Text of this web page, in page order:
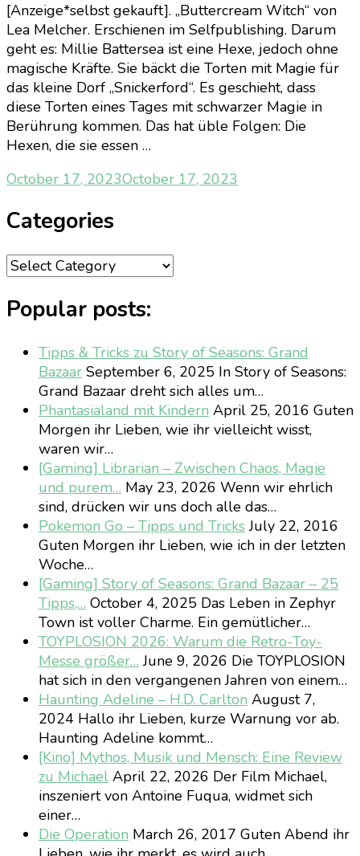
[Anzeige*selbst gekauft]. „Buttercream Witch“ von
Lea Melcher. Erschienen im Selfpublishing. Darum
geht es: Millie Battersea ist eine Hexe, jedoch ohne
magische Kräfte. Sie bäckt die Torten mit Magie für
das kleine Dorf „Snickerford“. Es geschieht, dass
diese Torten eines Tages mit schwarzer Magie in
Berührung kommen. Das hat üble Folgen: Die
Hexen, die sie essen …
October 17, 2023October 17, 2023
Categories
Categories
Popular posts:
Tipps & Tricks zu Story of Seasons: Grand
Bazaar September 6, 2025 In Story of Seasons:
Grand Bazaar dreht sich alles um…
Phantasialand mit Kindern April 25, 2016 Guten
Morgen ihr Lieben, wie ihr vielleicht wisst,
waren wir…
[Gaming] Librarian – Zwischen Chaos, Magie
und purem… May 23, 2026 Wenn wir ehrlich
sind, drücken wir uns doch alle das…
Pokemon Go – Tipps und TricksJuly 22, 2016
Guten Morgen ihr Lieben, wie ich in der letzten
Woche…
[Gaming] Story of Seasons: Grand Bazaar – 25
Tipps,… October 4, 2025 Das Leben in Zephyr
Town ist voller Charme. Ein gemütlicher…
TOYPLOSION 2026: Warum die Retro-Toy-
Messe größer… June 9, 2026 Die TOYPLOSION
hat sich in den vergangenen Jahren von einem…
Haunting Adeline – H.D. Carlton August 7,
2024 Hallo ihr Lieben, kurze Warnung vor ab.
Haunting Adeline kommt…
[Kino] Mythos, Musik und Mensch: Eine Review
zu Michael April 22, 2026 Der Film Michael,
inszeniert von Antoine Fuqua, widmet sich
einer…
Die Operation March 26, 2017 Guten Abend ihr